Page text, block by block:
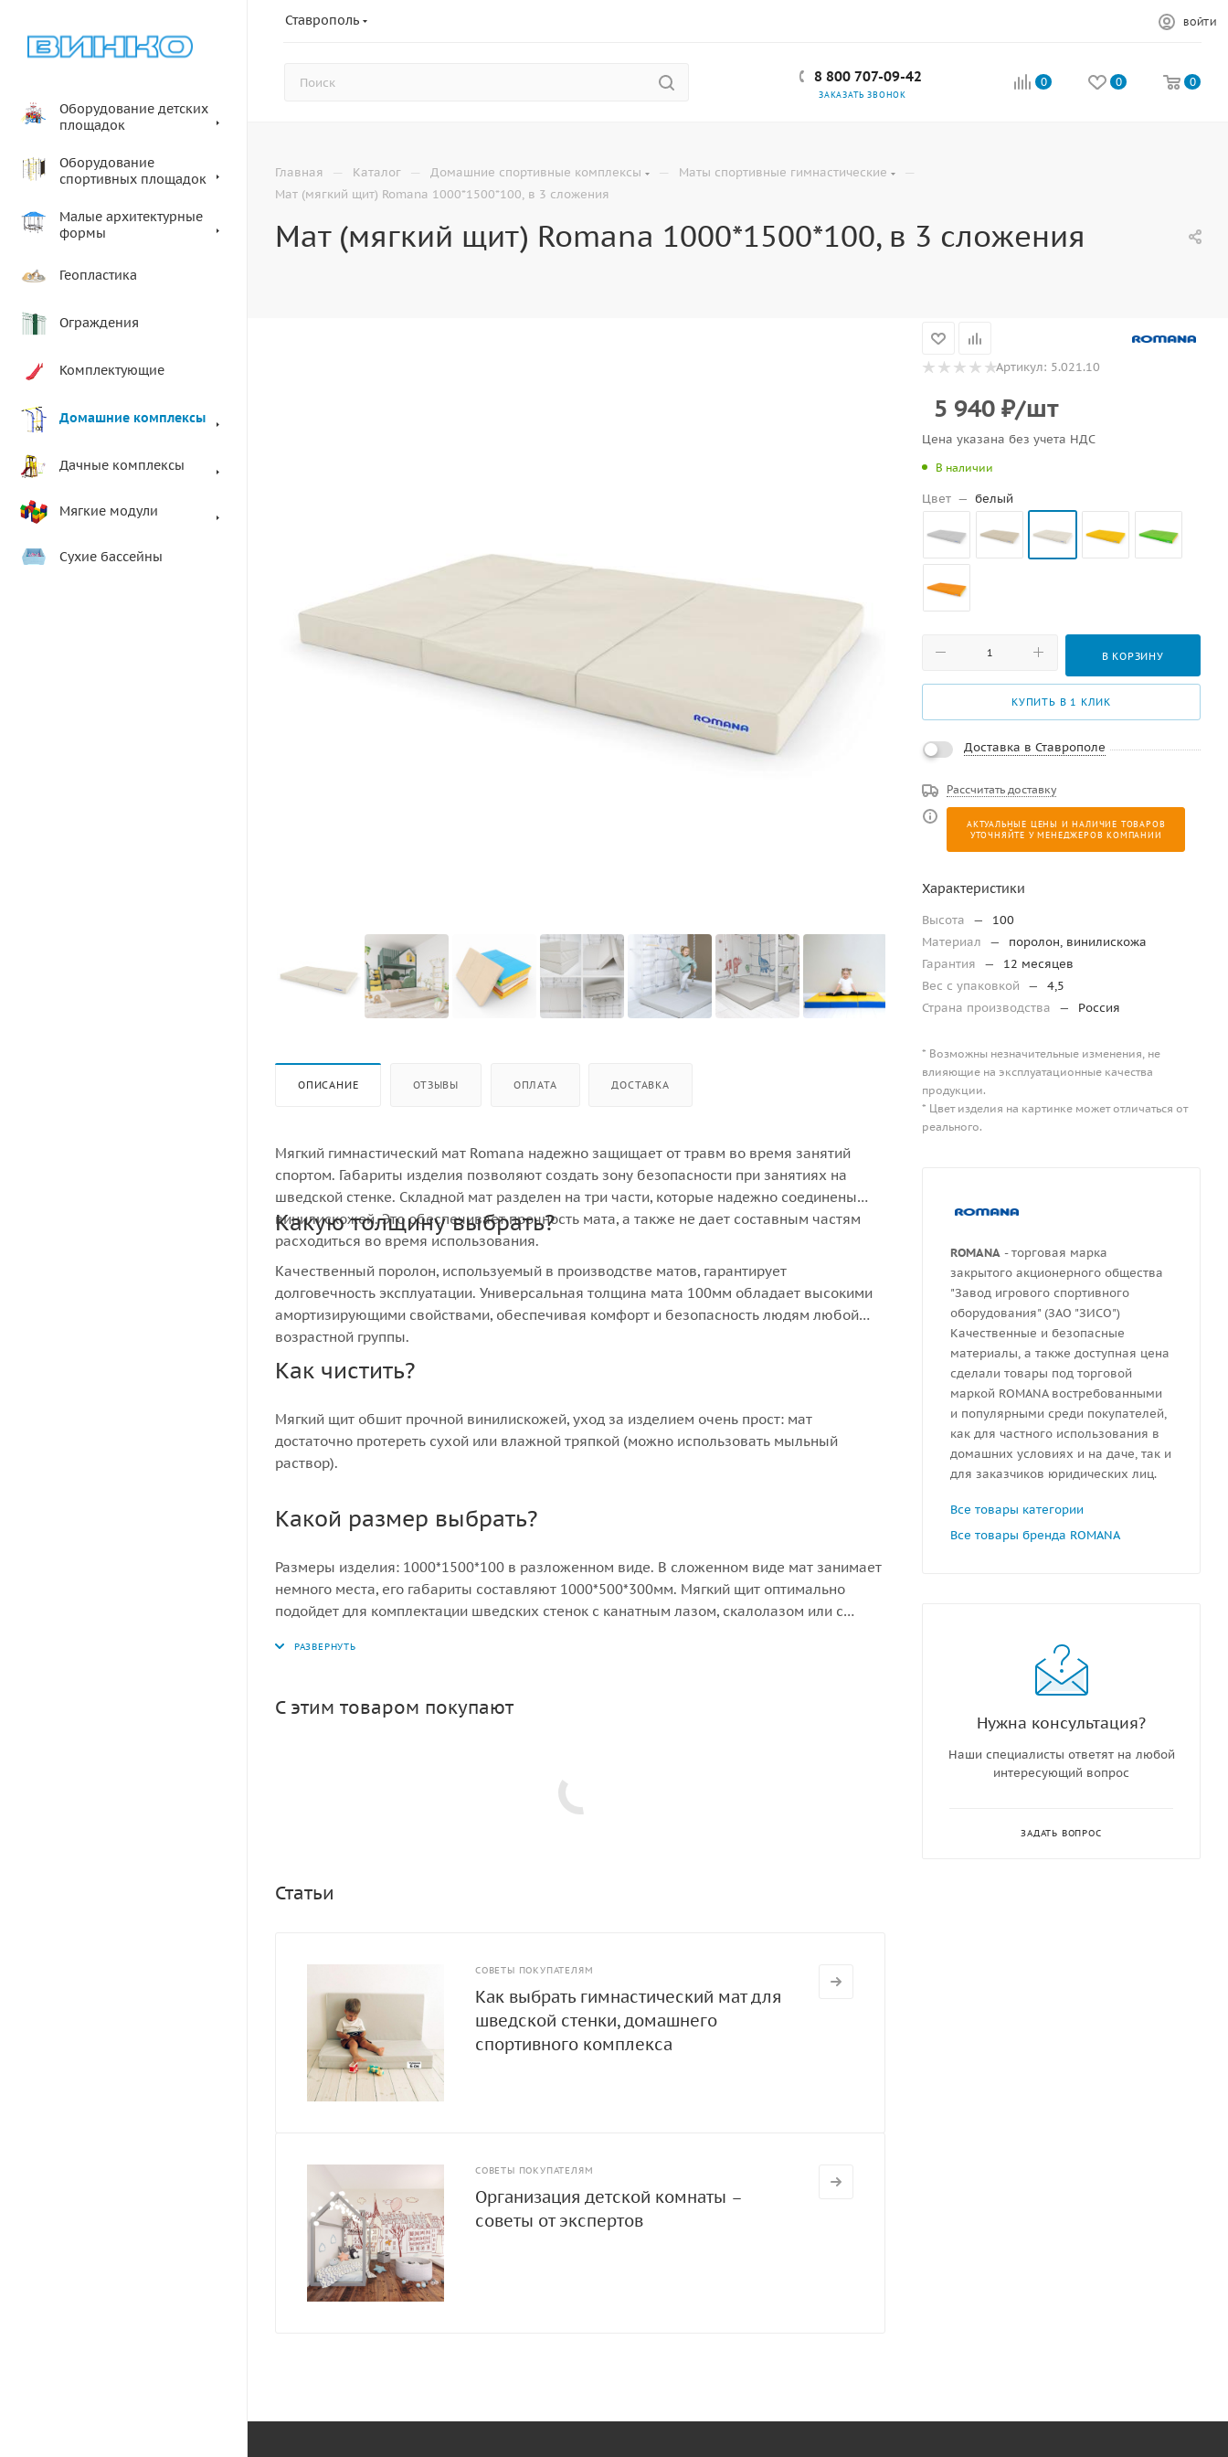
Ставрополь ВОЙТИ
8 800 707-09-42
ЗАКАЗАТЬ ЗВОНОК
0 0 0
Оборудование детских
площадок
Оборудование
спортивных площадок
Малые архитектурные
формы
Геопластика
Ограждения
Комплектующие
Домашние комплексы
Дачные комплексы
Мягкие модули
Сухие бассейны
Главная — Каталог — Домашние спортивные комплексы — Маты спортивные гимнастические —
Мат (мягкий щит) Romana 1000*1500*100, в 3 сложения
Мат (мягкий щит) Romana 1000*1500*100, в 3 сложения
ОПИСАНИЕ ОТЗЫВЫ ОПЛАТА ДОСТАВКА
Мягкий гимнастический мат Romana надежно защищает от травм во время занятий
спортом. Габариты изделия позволяют создать зону безопасности при занятиях на
шведской стенке. Складной мат разделен на три части, которые надежно соединены
винилискожей. Это обеспечивает прочность мата, а также не дает составным частям
расходиться во время использования.
Какую толщину выбрать?
Качественный поролон, используемый в производстве матов, гарантирует
долговечность эксплуатации. Универсальная толщина мата 100мм обладает высокими
амортизирующими свойствами, обеспечивая комфорт и безопасность людям любой
возрастной группы.
Как чистить?
Мягкий щит обшит прочной винилискожей, уход за изделием очень прост: мат
достаточно протереть сухой или влажной тряпкой (можно использовать мыльный
раствор).
Какой размер выбрать?
Размеры изделия: 1000*1500*100 в разложенном виде. В сложенном виде мат занимает
немного места, его габариты составляют 1000*500*300мм. Мягкий щит оптимально
подойдет для комплектации шведских стенок с канатным лазом, скалолазом или с
позволяют организовать спортивное пространство для активного досуга. В
пастельных оттенках серого и бежевого цвета мягко впишутся в интерьер. Эффектные
двусторонние маты станут ярким акцентом в дизайне комнаты, а красочные сочетания
мягкого щита, просто перевернув его на другую сторону.
С этим товаром покупают
Статьи
СОВЕТЫ ПОКУПАТЕЛЯМ
Как выбрать гимнастический мат для
шведской стенки, домашнего
спортивного комплекса
СОВЕТЫ ПОКУПАТЕЛЯМ
Организация детской комнаты –
советы от экспертов
Артикул: 5.021.10
5 940 ₽/шт
Цена указана без учета НДС
В наличии
Цвет — белый
В КОРЗИНУ
КУПИТЬ В 1 КЛИК
Доставка в Ставрополе
Рассчитать доставку
АКТУАЛЬНЫЕ ЦЕНЫ И НАЛИЧИЕ ТОВАРОВ
УТОЧНЯЙТЕ У МЕНЕДЖЕРОВ КОМПАНИИ
Характеристики
Высота —
100
Материал
—
поролон, винилискожа
Гарантия
—
12 месяцев
Вес с упаковкой
—
4,5
Страна производства
— Россия
* Возможны незначительные изменения, не
влияющие на эксплуатационные качества
продукции.
* Цвет изделия на картинке может отличаться от
реального.
ROMANA - торговая марка
закрытого акционерного общества
"Завод игрового спортивного
оборудования" (ЗАО "ЗИСО")
Качественные и безопасные
материалы, а также доступная цена
сделали товары под торговой
маркой ROMANA востребованными
и популярными среди покупателей,
как для частного использования в
домашних условиях и на даче, так и
для заказчиков юридических лиц.
Все товары категории
Все товары бренда ROMANA
Нужна консультация?
Наши специалисты ответят на любой
интересующий вопрос
ЗАДАТЬ ВОПРОС